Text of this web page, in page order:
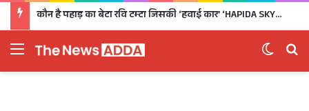
कौन है पहाड़ का बेटा रवि टम्टा जिसकी ‘हवाई कार’ ‘HAPIDA SKYNeX’ ने कर दिया सबको दीवाना
Menu